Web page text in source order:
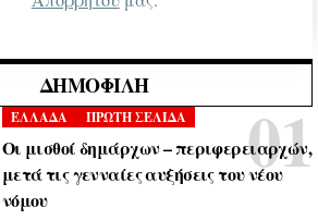
ΔΗΜΟΦΙΛΉ
ΕΛΛΑΔΑ ΠΡΩΤΗ ΣΕΛΙΔΑ
Οι μισθοί δημάρχων – περιφερειαρχών,
μετά τις γενναίες αυξήσεις του νέου
νόμου